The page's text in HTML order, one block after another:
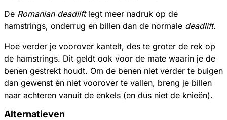
De Romanian deadlift legt meer nadruk op de
hamstrings, onderrug en billen dan de normale deadlift.
Hoe verder je voorover kantelt, des te groter de rek op
de hamstrings. Dit geldt ook voor de mate waarin je de
benen gestrekt houdt. Om de benen niet verder te buigen
dan gewenst én niet voorover te vallen, breng je billen
naar achteren vanuit de enkels (en dus niet de knieën).
Alternatieven